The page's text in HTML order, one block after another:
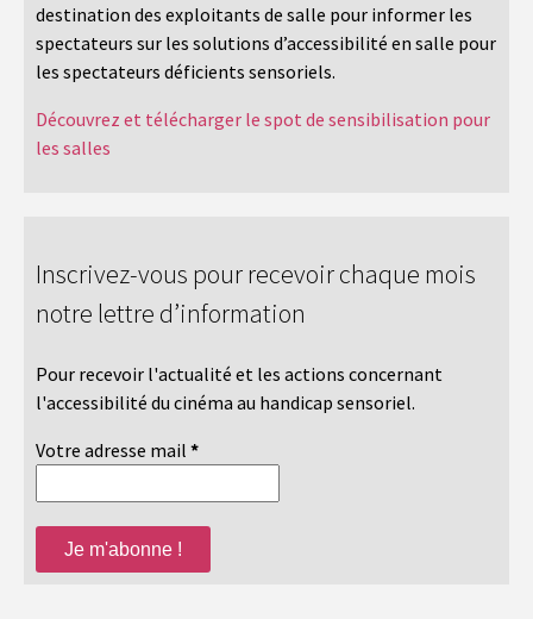
destination des exploitants de salle pour informer les
spectateurs sur les solutions d’accessibilité en salle pour
les spectateurs déficients sensoriels.
Découvrez et télécharger le spot de sensibilisation pour
les salles
Inscrivez-vous pour recevoir chaque mois
notre lettre d’information
Pour recevoir l'actualité et les actions concernant
l'accessibilité du cinéma au handicap sensoriel.
Votre adresse mail *